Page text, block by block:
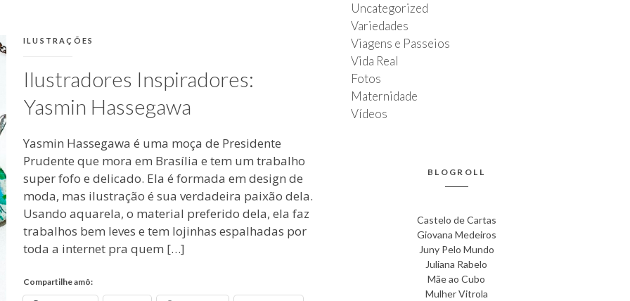
CATEGORIAS:
ILUSTRAÇÕES
Ilustradores Inspiradores:
Yasmin Hassegawa
Yasmin Hassegawa é uma moça de Presidente
Prudente que mora em Brasília e tem um trabalho
super fofo e delicado. Ela é formada em design de
moda, mas ilustração é sua verdadeira paixão dela.
Usando aquarela, o material preferido dela, ela faz
trabalhos bem leves e tem lojinhas espalhadas por
toda a internet pra quem […]
Compartilhe amô:
Uncategorized
Variedades
Viagens e Passeios
Vida Real
Fotos
Maternidade
Vídeos
BLOGROLL
Castelo de Cartas
Giovana Medeiros
Juny Pelo Mundo
Juliana Rabelo
Mãe ao Cubo
Mulher Vitrola